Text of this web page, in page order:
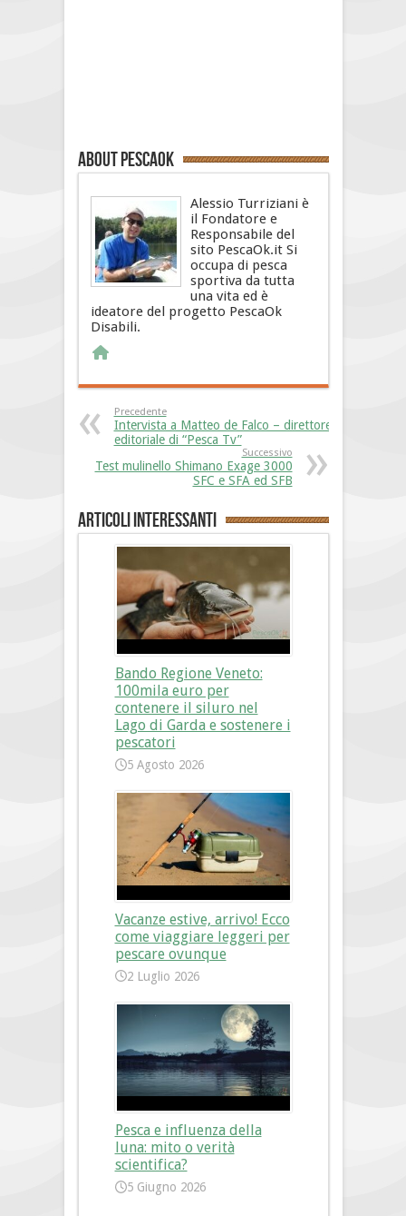
About PescaOk
Alessio Turriziani è
il Fondatore e
Responsabile del
sito PescaOk.it Si
occupa di pesca
sportiva da tutta
una vita ed è
ideatore del progetto PescaOk
Disabili.
Precedente
Intervista a Matteo de Falco – direttore
editoriale di “Pesca Tv”
Successivo
Test mulinello Shimano Exage 3000
SFC e SFA ed SFB
Articoli interessanti
Bando Regione Veneto:
100mila euro per
contenere il siluro nel
Lago di Garda e sostenere i
pescatori
5 Agosto 2026
Vacanze estive, arrivo! Ecco
come viaggiare leggeri per
pescare ovunque
2 Luglio 2026
Pesca e influenza della
luna: mito o verità
scientifica?
5 Giugno 2026